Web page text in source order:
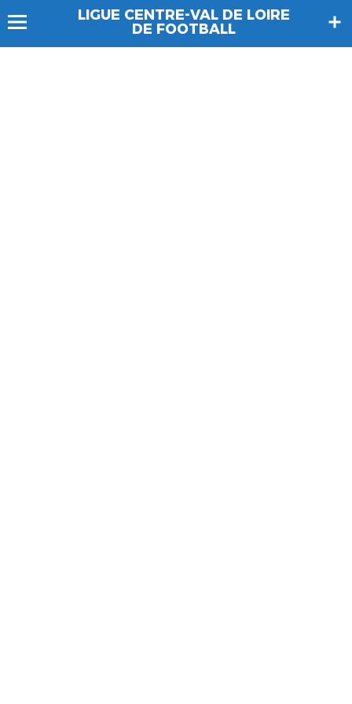
LIGUE CENTRE-VAL DE LOIRE
DE FOOTBALL